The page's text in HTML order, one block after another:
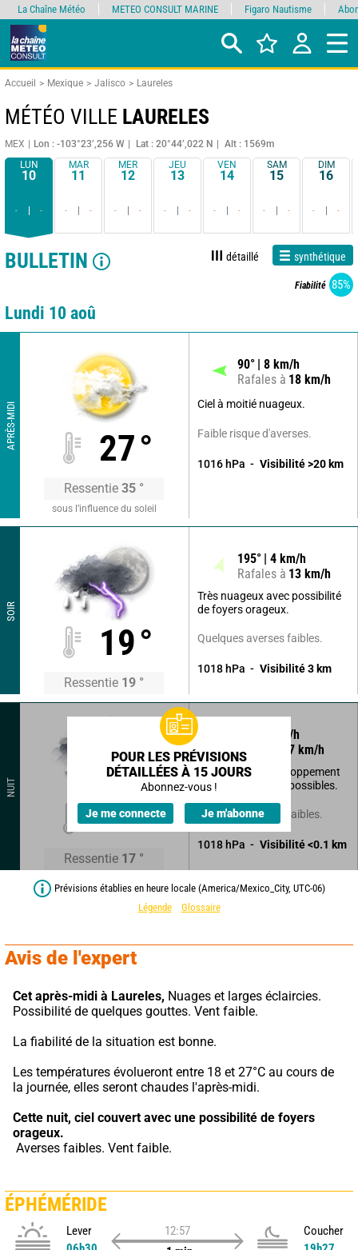
Accueil Mexique Jalisco Laureles
MÉTÉO VILLE LAURELES
MEX Lon : -103°23’,256 W Lat : 20°44’,022 N
Alt : 1569m
LUN
10
- -
MAR
11
- -
MER
12
- -
JEU
13
- -
VEN
14
- -
SAM
15
- -
DIM
16
- -
BULLETIN détaillé synthétique
Fiabilité 85%
Lundi 10 aoû
APRÈS-MIDI 27°
Ressentie 35 °
sous l’influence du soleil
90° 8 km/h
Rafales à 18 km/h
Ciel à moitié nuageux.
Faible risque d'averses.
1016 hPa Visibilité >20 km
SOIR
19°
Ressentie 19 °
195° 4 km/h
Rafales à 13 km/h
Très nuageux avec possibilité
de foyers orageux.
Quelques averses faibles.
1018 hPa Visibilité 3 km
NUIT
17°
Ressentie 17 °
km/h
Rafales à
7 km/h
Couvert avec développement
de foyers orageux possibles.
Quelques averses faibles.
1018 hPa Visibilité <0.1 km
POUR LES PRÉVISIONS
DÉTAILLÉES À 15 JOURS
Abonnez-vous !
Je me connecte Je m'abonne
Prévisions établies en heure locale (America/Mexico_City, UTC-06)
Légende
Glossaire
Avis de l'expert
Cet après-midi à Laureles, Nuages et larges éclaircies.
Possibilité de quelques gouttes. Vent faible.
La fiabilité de la situation est bonne.
Les températures évolueront entre 18 et 27°C au cours de
la journée, elles seront chaudes l'après-midi.
Cette nuit, ciel couvert avec une possibilité de foyers
orageux.
Averses faibles. Vent faible.
ÉPHÉMÉRIDE
Lever
12:57
Coucher
La Chaîne Météo METEO CONSULT MARINE Figaro Nautisme